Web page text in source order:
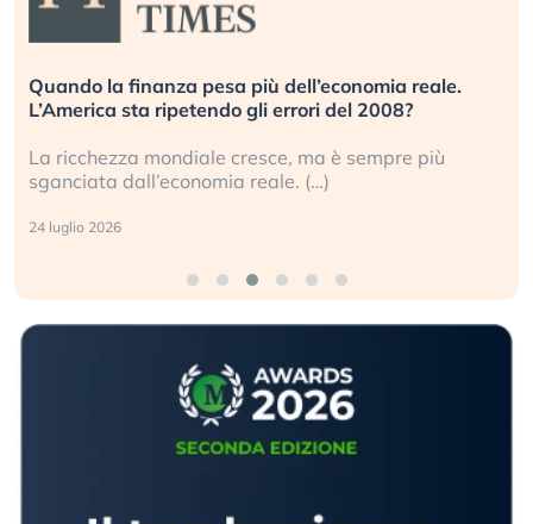
Quando la finanza pesa più dell’economia reale.
L’America sta ripetendo gli errori del 2008?
La ricchezza mondiale cresce, ma è sempre più
sganciata dall’economia reale. (…)
24 luglio 2026